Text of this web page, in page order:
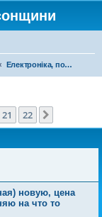
Електроніка, побутова техніка
21 22
новую, цена
на что то